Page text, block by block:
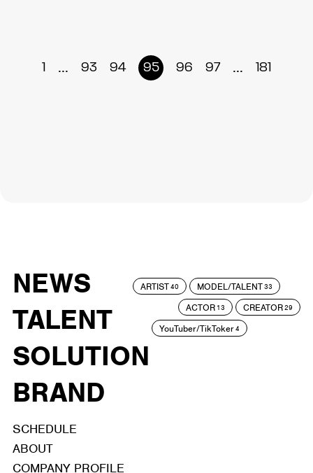
1 ... 93 94 95 96 97 ... 181
NEWS
TALENT
SOLUTION
BRAND
ARTIST40 MODEL/TALENT33
ACTOR 13 CREATOR29
YouTuber/TikToker4
SCHEDULE
ABOUT
COMPANY PROFILE